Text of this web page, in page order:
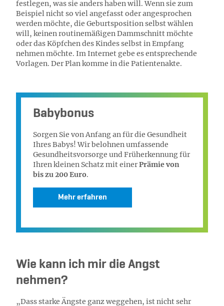
festlegen, was sie anders haben will. Wenn sie zum
Beispiel nicht so viel angefasst oder angesprochen
werden möchte, die Geburtsposition selbst wählen
will, keinen routinemäßigen Dammschnitt möchte
oder das Köpfchen des Kindes selbst in Empfang
nehmen möchte. Im Internet gebe es entsprechende
Vorlagen. Der Plan komme in die Patientenakte.
Babybonus
Sorgen Sie von Anfang an für die Gesundheit
Ihres Babys! Wir belohnen umfassende
Gesundheitsvorsorge und Früherkennung für
Ihren kleinen Schatz mit einerPrämie von
bis zu 200 Euro.
Mehr erfahren
Wie kann ich mir die Angst
nehmen?
„Dass starke Ängste ganz weggehen, ist nicht sehr